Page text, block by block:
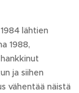
lähtien
1988,
ja siihen
vähentää näistä